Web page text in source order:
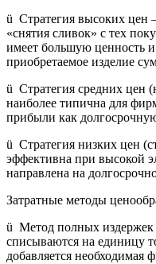
ü Стратегия высоких цен
«снятия сливок» с тех
имеет большую ценность и
приобретаемое изделие
ü Стратегия средних цен
наиболее типична для
прибыли как
ü Стратегия низких цен
эффективна при высокой
направлена на
Затратные методы
ü Метод полных издержек
списываются на единицу
добавляется необходимая